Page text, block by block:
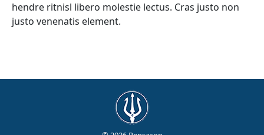
hendre ritnisl libero molestie lectus. Cras justo non
justo venenatis element.